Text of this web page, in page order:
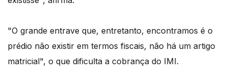
"O grande entrave que, entretanto, encontramos é o
prédio não existir em termos fiscais, não há um artigo
matricial", o que dificulta a cobrança do IMI.